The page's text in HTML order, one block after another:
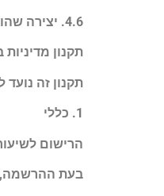
4.6. יצירה שהוזמנה בהזמנה אישית/מותאמת אישית – אינה ניתנת לביטול או החזרה.\
תקנון מדיניות
תקנון זה
1. כללי
הרישום
בעת ההרשמה,